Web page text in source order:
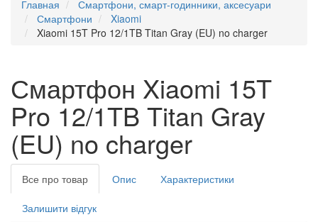
Главная
Смартфони, смарт-годинники, аксесуари
Смартфони
Xiaomi
Xiaomi 15T Pro 12/1TB Titan Gray (EU) no charger
Смартфон Xiaomi 15T
Pro 12/1TB Titan Gray
(EU) no charger
Все про товар Опис Характеристики
Залишити відгук